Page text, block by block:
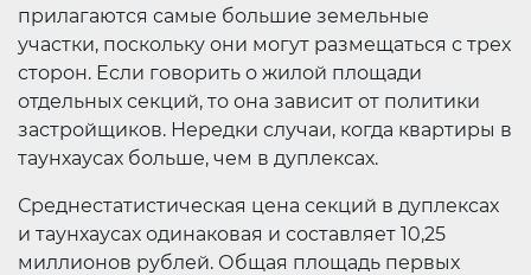
прилагаются самые большие земельные
участки, поскольку они могут размещаться с трех
сторон. Если говорить о жилой площади
отдельных секций, то она зависит от политики
застройщиков. Нередки случаи, когда квартиры в
таунхаусах больше, чем в дуплексах.
Среднестатистическая цена секций в дуплексах
и таунхаусах одинаковая и составляет 10,25
миллионов рублей. Общая площадь первых